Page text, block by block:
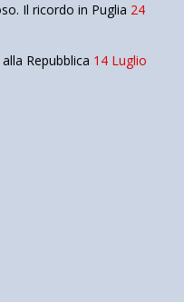
Il ricordo in Puglia 24
Repubblica 14 Luglio